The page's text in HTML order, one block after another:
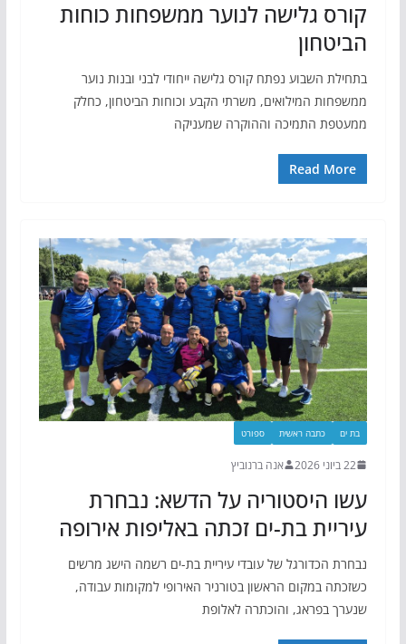
קורס גלישה לנוער ממשפחות כוחות
הביטחון
בתחילת השבוע נפתח קורס גלישה ייחודי לבני ובנות נוער
ממשפחות המילואים, משרתי הקבע וכוחות הביטחון, כחלק
ממעטפת התמיכה וההוקרה שמעניקה
Read More
בת ים כתבה ראשית ספורט
22 ביוני 2026 אנה ברנוביץ
עשו היסטוריה על הדשא: נבחרת
עיריית בת-ים זכתה באליפות אירופה
נבחרת הכדורגל של עובדי עיריית בת-ים רשמה הישג מרשים
כשזכתה במקום הראשון בטורניר האירופי למקומות עבודה,
שנערך בפראג, והוכתרה לאלופת